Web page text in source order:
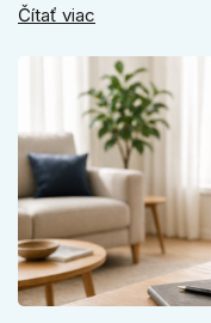
ako vyberať medzi
Čítať viac